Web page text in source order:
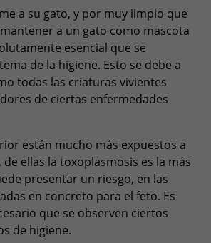
a su gato, y por muy limpio que
a un gato como mascota
esencial que se
de la higiene. Esto se debe a
todas las criaturas vivientes
de ciertas enfermedades
están mucho más expuestos a
ellas la toxoplasmosis es la más
presentar un riesgo, en las
en concreto para el feto. Es
que se observen ciertos
de higiene.